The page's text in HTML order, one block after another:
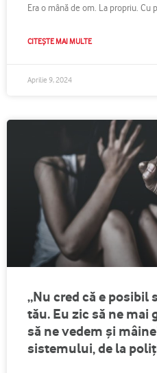
Era o mână de om. La propriu. Cu
CITEȘTE MAI MULTE
Aprilie 9, 2024
„Nu cred că e posibil
tău. Eu zic să ne
să ne vedem și
sistemului, de la